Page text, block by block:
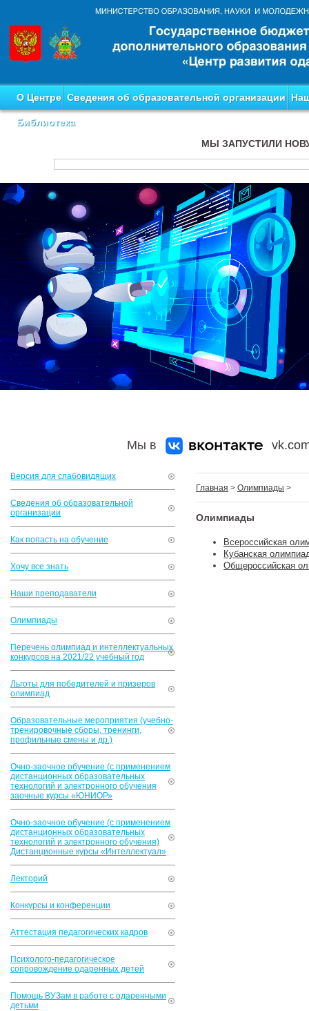
О Центре Сведения об образовательной организации
Библиотека
МЫ ЗАПУСТИЛИ
Мы в
Версия для слабовидящих
Сведения об образовательной
организации
Как попасть на обучение
Хочу все знать
Наши преподаватели
Олимпиады
Перечень олимпиад и интеллектуальных
конкурсов на 2021/22 учебный год
Льготы для победителей и призеров
олимпиад
Образовательные мероприятия (учебно-
тренировочные сборы, тренинги,
профильные смены и др.)
Очно-заочное обучение (с применением
дистанционных образовательных
технологий и электронного обучения
заочные курсы «ЮНИОР»
Очно-заочное обучение (с применением
дистанционных образовательных
технологий и электронного обучения)
Дистанционные курсы «Интеллектуал»
Лекторий
Конкурсы и конференции
Аттестация педагогических кадров
Психолого-педагогическое
сопровождение одаренных детей
Помощь ВУЗам в работе с одаренными
детьми
Главная > Олимпиады >
Олимпиады
Всероссийская
Кубанская
Общероссийская